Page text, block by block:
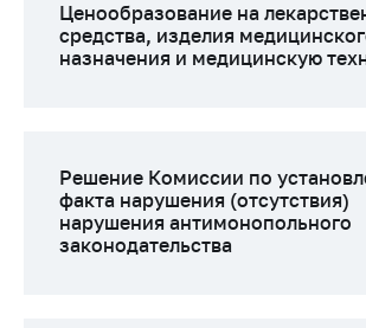
Решение Комиссии
по установлению
антимонопольного
законодательства
Предостережения и
предупреждения
Ценообразование на
средства, изделия
назначения и медицинскую
Решение Комиссии по
факта нарушения (отсутствия)
нарушения антимонопольного
законодательства